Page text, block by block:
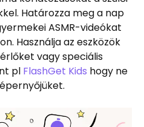
Határozza meg a nap
ASMR-videókat
Használja az eszközök
vagy speciális
pl FlashGet Kids hogy ne